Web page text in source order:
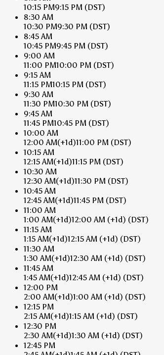
10:15 PM9:15 PM (DST)
8:30 AM
10:30 PM9:30 PM (DST)
8:45 AM
10:45 PM9:45 PM (DST)
9:00 AM
11:00 PM10:00 PM (DST)
9:15 AM
11:15 PM10:15 PM (DST)
9:30 AM
11:30 PM10:30 PM (DST)
9:45 AM
11:45 PM10:45 PM (DST)
10:00 AM
12:00 AM(+1d)11:00 PM (DST)
10:15 AM
12:15 AM(+1d)11:15 PM (DST)
10:30 AM
12:30 AM(+1d)11:30 PM (DST)
10:45 AM
12:45 AM(+1d)11:45 PM (DST)
11:00 AM
1:00 AM(+1d)12:00 AM (+1d) (DST)
11:15 AM
1:15 AM(+1d)12:15 AM (+1d) (DST)
11:30 AM
1:30 AM(+1d)12:30 AM (+1d) (DST)
11:45 AM
1:45 AM(+1d)12:45 AM (+1d) (DST)
12:00 PM
2:00 AM(+1d)1:00 AM (+1d) (DST)
12:15 PM
2:15 AM(+1d)1:15 AM (+1d) (DST)
12:30 PM
2:30 AM(+1d)1:30 AM (+1d) (DST)
12:45 PM